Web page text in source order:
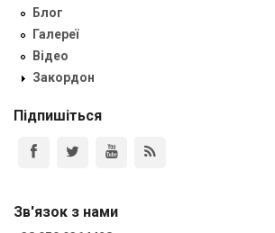
Блог
Галереї
Відео
Закордон
Підпишіться
Зв'язок з нами